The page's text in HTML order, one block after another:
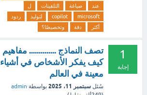
عند
صياغة التلقينات
ل
microsoft
copilot لتوليد
ردود
أكثر
دقة وتخصيصًا؟
1
إجابة
تصف النماذج .............. مفاهيم
كيف يفكر الأشخاص في أشياء
معينة في العالم
سُئل سبتمبر 11، 2025 بواسطة admin